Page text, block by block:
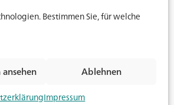
Bestimmen Sie, für welche
Ablehnen
ImpressumMedien & Downloads